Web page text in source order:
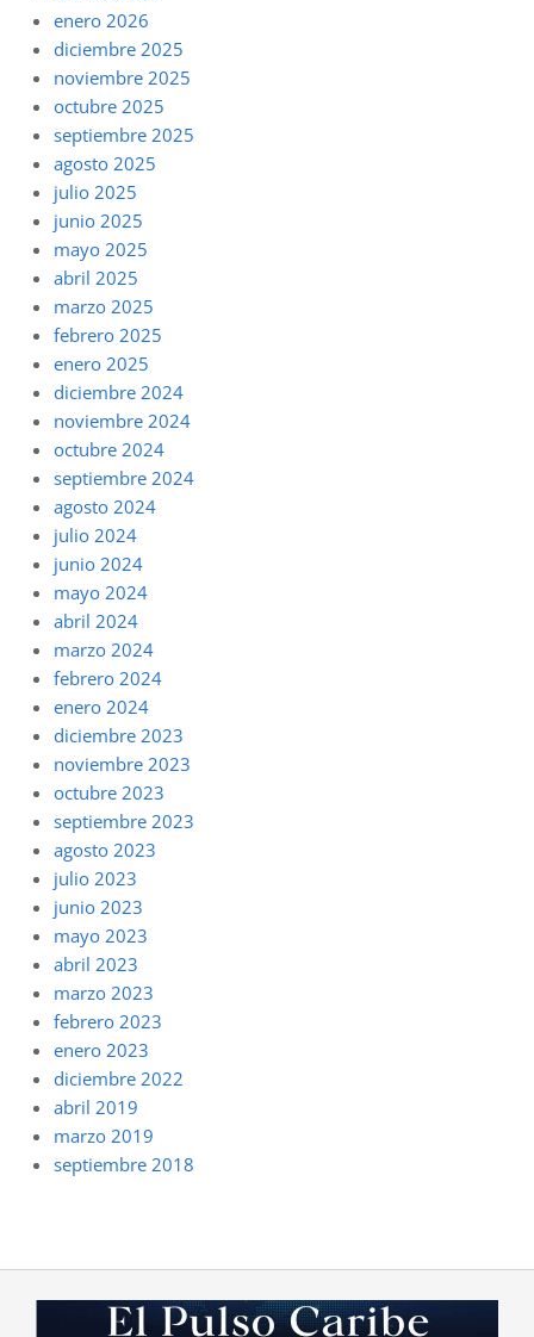
enero 2026
diciembre 2025
noviembre 2025
octubre 2025
septiembre 2025
agosto 2025
julio 2025
junio 2025
mayo 2025
abril 2025
marzo 2025
febrero 2025
enero 2025
diciembre 2024
noviembre 2024
octubre 2024
septiembre 2024
agosto 2024
julio 2024
junio 2024
mayo 2024
abril 2024
marzo 2024
febrero 2024
enero 2024
diciembre 2023
noviembre 2023
octubre 2023
septiembre 2023
agosto 2023
julio 2023
junio 2023
mayo 2023
abril 2023
marzo 2023
febrero 2023
enero 2023
diciembre 2022
abril 2019
marzo 2019
septiembre 2018